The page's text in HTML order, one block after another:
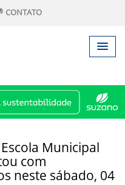
CONTATO
Municipal
com
neste sábado, 04